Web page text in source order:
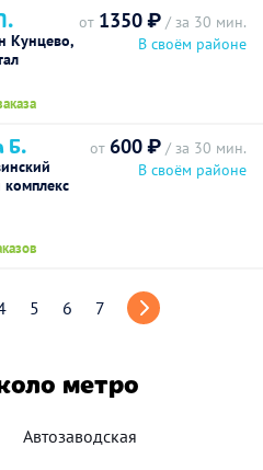
Кунцево,
от 1350 ₽ / за 30 мин.
В своём районе
Б. от 600 ₽ / за 30 мин.
В своём районе
5 6 7
метро
Автозаводская